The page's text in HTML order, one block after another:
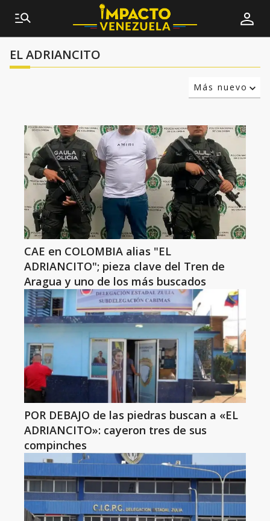
EL ADRIANCITO
Más nuevo
CAE en COLOMBIA alias "EL
ADRIANCITO"; pieza clave del Tren de
Aragua y uno de los más buscados
POR DEBAJO de las piedras buscan a «EL
ADRIANCITO»: cayeron tres de sus
compinches